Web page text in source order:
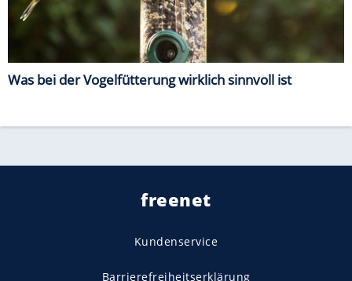
Was bei der Vogelfütterung wirklich sinnvoll ist
freenet
Kundenservice
Barrierefreiheitserklärung